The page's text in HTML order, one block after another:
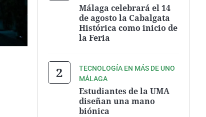
ASOCIACIÓN ZEGRÍ
Málaga celebrará el 14
de agosto la Cabalgata
Histórica como inicio de
la Feria
TECNOLOGÍA EN MÁS DE UNO
MÁLAGA
Estudiantes de la UMA
diseñan una mano
biónica